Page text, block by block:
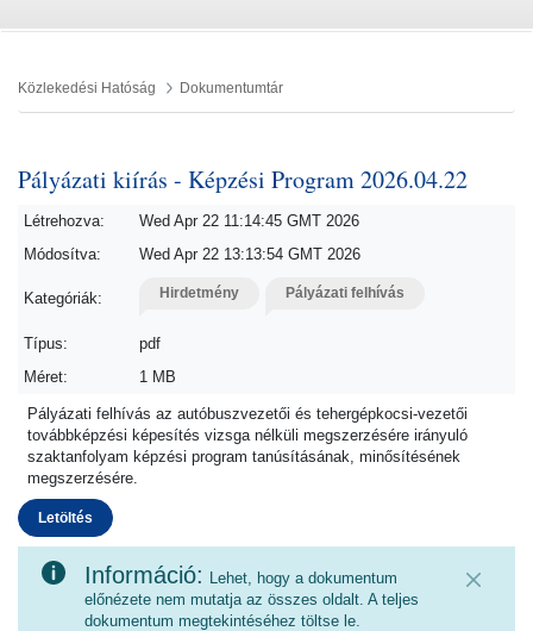
Közlekedési Hatóság Dokumentumtár
Pályázati kiírás - Képzési Program 2026.04.22
Létrehozva:
Wed Apr 22 11:14:45 GMT 2026
Módosítva:
Wed Apr 22 13:13:54 GMT 2026
Kategóriák: Hirdetmény Pályázati felhívás
Típus:
pdf
Méret:
1 MB
Pályázati felhívás az autóbuszvezetői és tehergépkocsi-vezetői
továbbképzési képesítés vizsga nélküli megszerzésére irányuló
szaktanfolyam képzési program tanúsításának, minősítésének
megszerzésére.
Letöltés
Információ: Lehet, hogy a dokumentum
előnézete nem mutatja az összes oldalt. A teljes
dokumentum megtekintéséhez töltse le.